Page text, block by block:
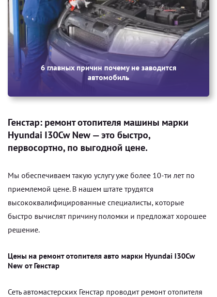
6 главных причин почему не заводится
автомобиль
Генстар: ремонт отопителя машины марки
Hyundai I30Cw New — это быстро,
первосортно, по выгодной цене.
Мы обеспечиваем такую услугу уже более 10-ти лет по
приемлемой цене. В нашем штате трудятся
высококвалифицированные специалисты, которые
быстро вычислят причину поломки и предложат хорошее
решение.
Цены на ремонт отопителя авто марки Hyundai I30Cw
New от Генстар
Сеть автомастерских Генстар проводит ремонт отопителя